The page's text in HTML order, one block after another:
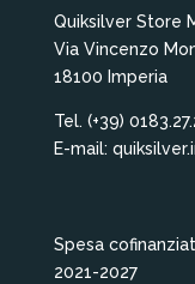
Quiksilver Store
Via Vincenzo
18100 Imperia
Tel. (+39)
E-mail:
Spesa
2021-2027